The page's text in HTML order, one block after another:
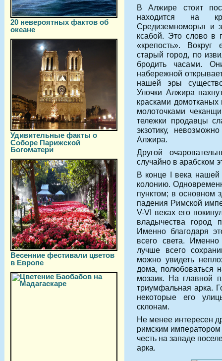
20 невероятных фактов об
океане
Удивительные факты о
Соборе Парижской
Богоматери
Весенние фестивали цветов
в Европе
В Алжире стоит
находится на
Средиземноморья и
ксабой. Это слово в
«крепость». Вокруг
старый город, по
бродить часами.
набережной
нашей эры
Улочки Алжира
красками домотканых
молоточками
тележки продавцы
экзотику,
Алжира.
Другой
случайно в арабском
В конце I века нашей
колонию.
пунктом; в основном
падения Римской
V-VI веках его
владычества город
Именно благодаря
всего света.
лучше всего
можно увидеть
дома, полюбоваться
мозаик. На главной
триумфальная арка.
некоторые его
склонам.
Не менее интересен
римским
честь на западе
арка.